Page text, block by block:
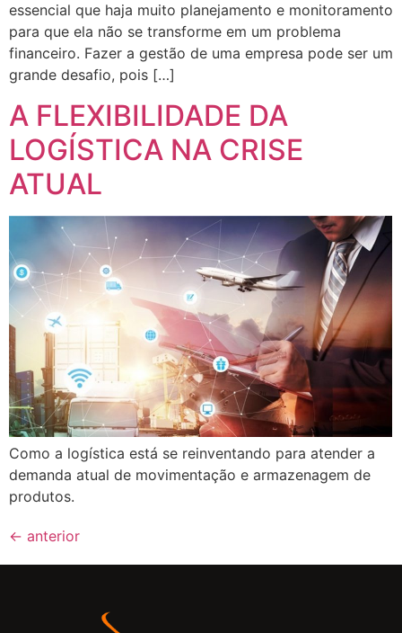
essencial que haja muito planejamento e monitoramento
para que ela não se transforme em um problema
financeiro. Fazer a gestão de uma empresa pode ser um
grande desafio, pois […]
A FLEXIBILIDADE DA
LOGÍSTICA NA CRISE
ATUAL
Como a logística está se reinventando para atender a
demanda atual de movimentação e armazenagem de
produtos.
← anterior